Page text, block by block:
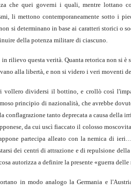
che quei governi i quali, mentre
li mettono contemporaneamente sotto i
si determinano in base ai caratteri storici o
della potenza militare di ciascuno.
rilievo questa verità. Quanta retorica non si
alla libertà, e non si videro i veri moventi
vollero dividersi il bottino, e crollò così
principio di nazionalità, che avrebbe
conflagrazione tanto deprecata a causa
da cui uscì fiaccato il colosso
partecipa alleato con la nemica di
dei centri di attrazione e di repulsione
autorizza a definire la presente «guerra
in modo analogo la Germania e